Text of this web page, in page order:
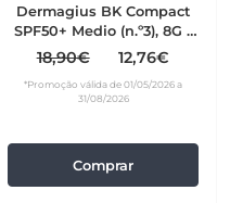
Dermagius BK Compact
SPF50+ Medio (n.º3), 8G -
refill
18,90€ 12,76€
*Promoção válida de 01/05/2026 a
31/08/2026
Comprar